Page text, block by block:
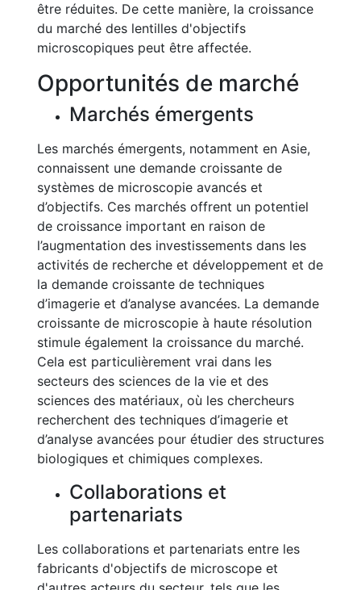
être réduites. De cette manière, la croissance
du marché des lentilles d'objectifs
microscopiques peut être affectée.
Opportunités de marché
Marchés émergents
Les marchés émergents, notamment en Asie,
connaissent une demande croissante de
systèmes de microscopie avancés et
d’objectifs. Ces marchés offrent un potentiel
de croissance important en raison de
l’augmentation des investissements dans les
activités de recherche et développement et de
la demande croissante de techniques
d’imagerie et d’analyse avancées. La demande
croissante de microscopie à haute résolution
stimule également la croissance du marché.
Cela est particulièrement vrai dans les
secteurs des sciences de la vie et des
sciences des matériaux, où les chercheurs
recherchent des techniques d’imagerie et
d’analyse avancées pour étudier des structures
biologiques et chimiques complexes.
Collaborations et
partenariats
Les collaborations et partenariats entre les
fabricants d'objectifs de microscope et